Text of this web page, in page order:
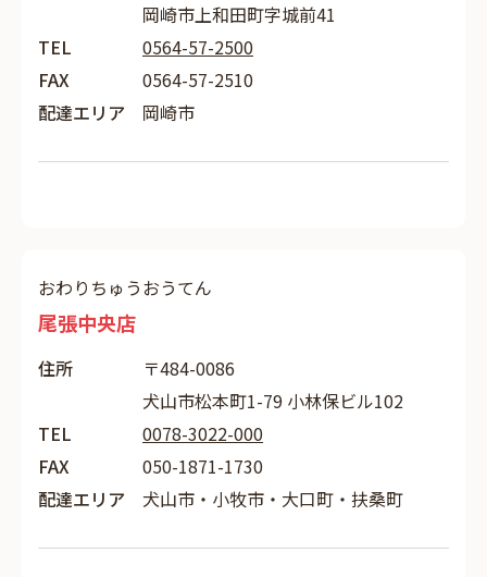
岡崎市上和田町字城前41
TEL
0564-57-2500
FAX
0564-57-2510
配達エリア
岡崎市
おわりちゅうおうてん
尾張中央店
住所
〒484-0086
犬山市松本町1-79 小林保ビル102
TEL
0078-3022-000
FAX
050-1871-1730
配達エリア
犬山市・小牧市・大口町・扶桑町